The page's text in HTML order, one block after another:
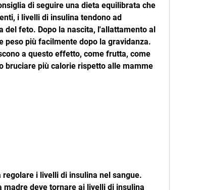
di seguire una dieta equilibrata che
i livelli di insulina tendono ad
feto. Dopo la nascita, l'allattamento al
peso più facilmente dopo la gravidanza.
a questo effetto, come frutta, come
bruciare più calorie rispetto alle mamme
i livelli di insulina nel sangue.
madre deve tornare ai livelli di insulina